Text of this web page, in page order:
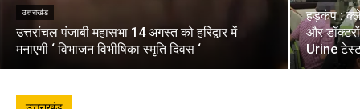
उत्तराखंड
उत्तरांचल पंजाबी महासभा 14 अगस्त को हरिद्वार में
मनाएगी ‘ विभाजन विभीषिका स्मृति दिवस ‘
हड़कंप :
और
Urine